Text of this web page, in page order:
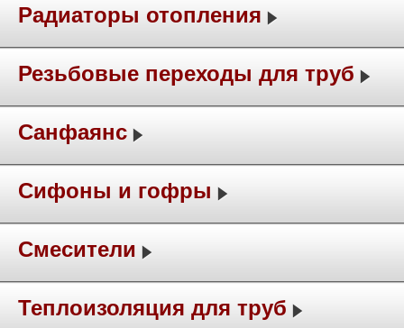
Радиаторы отопления
Резьбовые переходы для труб
Санфаянс
Сифоны и гофры
Смесители
Теплоизоляция для труб